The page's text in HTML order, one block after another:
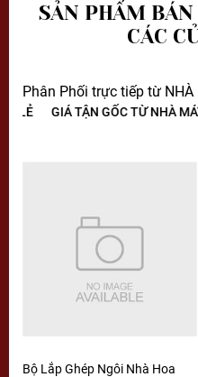
SẢN PHẨM BÁN
CÁC
Phân Phối trực tiếp từ NHÀ
GIÁ TẬN GỐC TỪ NHÀ MÁY
Bộ Lắp Ghép Ngôi Nhà Hoa